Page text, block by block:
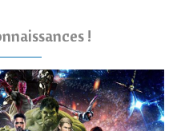
!